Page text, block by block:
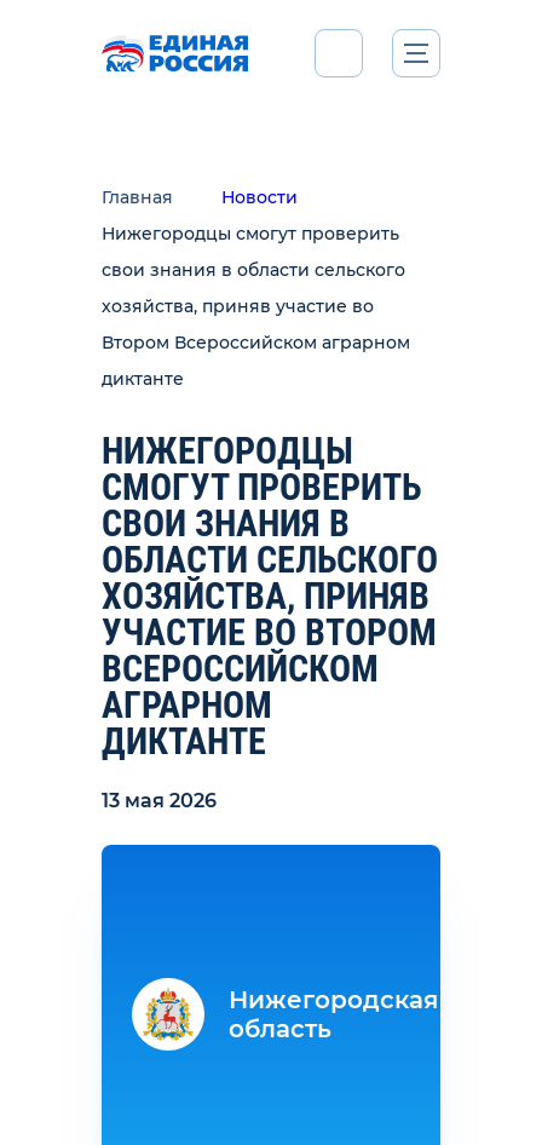
Главная
Новости
Нижегородцы смогут проверить
свои знания в области сельского
хозяйства, приняв участие во
Втором Всероссийском аграрном
диктанте
НИЖЕГОРОДЦЫ
СМОГУТ ПРОВЕРИТЬ
СВОИ ЗНАНИЯ В
ОБЛАСТИ СЕЛЬСКОГО
ХОЗЯЙСТВА, ПРИНЯВ
УЧАСТИЕ ВО ВТОРОМ
ВСЕРОССИЙСКОМ
АГРАРНОМ
ДИКТАНТЕ
13 мая 2026
Нижегородская
область